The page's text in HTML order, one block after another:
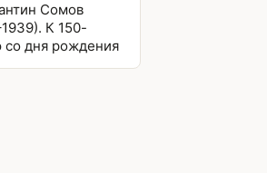
Сомов
К 150-
со дня рождения